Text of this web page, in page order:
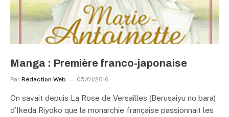
Manga : Première franco-japonaise
Par Rédaction Web 05/01/2016
On savait depuis La Rose de Versailles (Berusaiyu no bara)
d’Ikeda Riyoko que la monarchie française passionnait les